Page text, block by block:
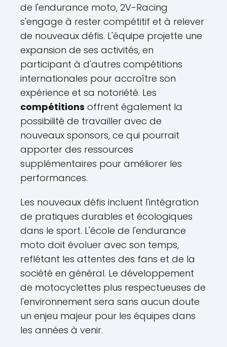
de l'endurance moto, 2V-Racing
s'engage à rester compétitif et à relever
de nouveaux défis. L'équipe projette une
expansion de ses activités, en
participant à d'autres compétitions
internationales pour accroître son
expérience et sa notoriété. Les
compétitions offrent également la
possibilité de travailler avec de
nouveaux sponsors, ce qui pourrait
apporter des ressources
supplémentaires pour améliorer les
performances.
Les nouveaux défis incluent l'intégration
de pratiques durables et écologiques
dans le sport. L'école de l'endurance
moto doit évoluer avec son temps,
reflétant les attentes des fans et de la
société en général. Le développement
de motocyclettes plus respectueuses de
l'environnement sera sans aucun doute
un enjeu majeur pour les équipes dans
les années à venir.